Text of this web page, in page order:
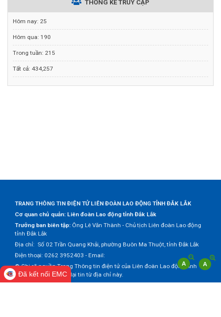
THỐNG KÊ TRUY CẬP
Hôm nay: 25
Hôm qua: 190
Trong tuần: 215
Tất cả: 434,257
TRANG THÔNG TIN ĐIỆN TỬ LIÊN ĐOÀN LAO ĐỘNG TỈNH ĐẮK LẮK
Cơ quan chủ quản: Liên đoàn Lao động tỉnh Đắk Lắk
Trưởng ban biên tập: Ông Lê Văn Thành - Chủ tịch Liên đoàn Lao động
tỉnh Đắk Lắk
Địa chỉ: Số 02 Trần Quang Khải, phường Buôn Ma Thuột, tỉnh Đắk Lắk
Điện thoại: 0262 3952403 - Email:
© Ghi rõ nguồn Trang Thông tin điện tử của Liên đoàn Lao động tỉnh
Đắk Lắk khi trích dẫn lại tin từ địa chỉ này.
Đã kết nối EMC